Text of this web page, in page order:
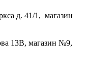
д. 41/1, магазин
13В, магазин №9,